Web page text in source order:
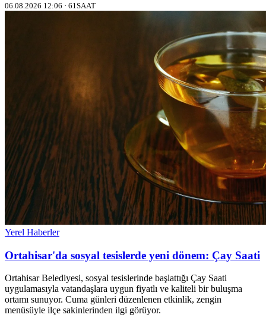
06.08.2026 12:06 · 61SAAT
Yerel Haberler
Ortahisar'da sosyal tesislerde yeni dönem: Çay Saati
Ortahisar Belediyesi, sosyal tesislerinde başlattığı Çay Saati
uygulamasıyla vatandaşlara uygun fiyatlı ve kaliteli bir buluşma
ortamı sunuyor. Cuma günleri düzenlenen etkinlik, zengin
menüsüyle ilçe sakinlerinden ilgi görüyor.